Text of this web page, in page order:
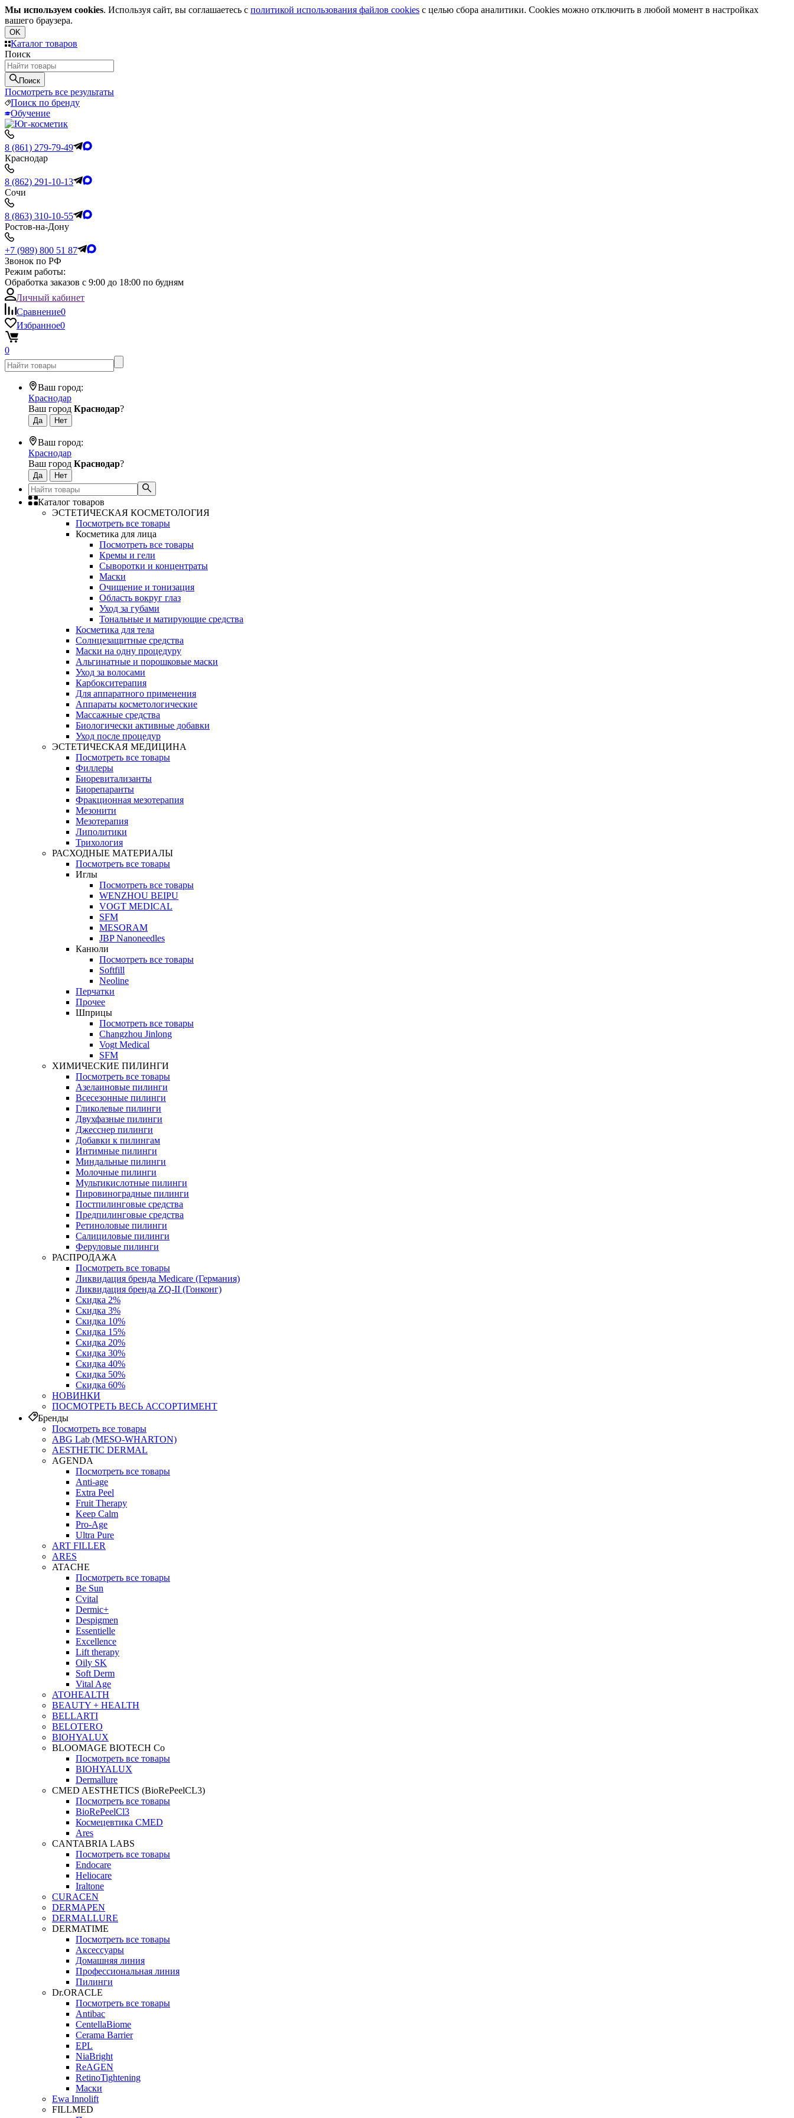
Мы используем cookies. Используя сайт, вы соглашаетесь с политикой использования файлов cookies с целью сбора аналитики. Cookies можно отключить в любой момент в настройках
вашего браузера.
OK
Каталог товаров
Поиск
Поиск
Посмотреть все результаты
Поиск по бренду
Обучение
8 (861) 279-79-49
Краснодар
8 (862) 291-10-13
Сочи
8 (863) 310-10-55
Ростов-на-Дону
+7 (989) 800 51 87
Звонок по РФ
Режим работы:
Обработка заказов с 9:00 до 18:00 по будням
Личный кабинет
Сравнение0
Избранное0
0
Ваш город:
Краснодар
Ваш город Краснодар?
Ваш город:
Краснодар
Ваш город Краснодар?
Каталог товаров
ЭСТЕТИЧЕСКАЯ КОСМЕТОЛОГИЯ
Посмотреть все товары
Косметика для лица
Посмотреть все товары
Кремы и гели
Сыворотки и концентраты
Маски
Очищение и тонизация
Область вокруг глаз
Уход за губами
Тональные и матирующие средства
Косметика для тела
Солнцезащитные средства
Маски на одну процедуру
Альгинатные и порошковые маски
Уход за волосами
Карбокситерапия
Для аппаратного применения
Аппараты косметологические
Массажные средства
Биологически активные добавки
Уход после процедур
ЭСТЕТИЧЕСКАЯ МЕДИЦИНА
Посмотреть все товары
Филлеры
Биоревитализанты
Биорепаранты
Фракционная мезотерапия
Мезонити
Мезотерапия
Липолитики
Трихология
РАСХОДНЫЕ МАТЕРИАЛЫ
Посмотреть все товары
Иглы
Посмотреть все товары
WENZHOU BEIPU
VOGT MEDICAL
SFM
MESORAM
JBP Nanoneedles
Канюли
Посмотреть все товары
Softfill
Neoline
Перчатки
Прочее
Шприцы
Посмотреть все товары
Changzhou Jinlong
Vogt Medical
SFM
ХИМИЧЕСКИЕ ПИЛИНГИ
Посмотреть все товары
Азелаиновые пилинги
Всесезонные пилинги
Гликолевые пилинги
Двухфазные пилинги
Джесснер пилинги
Добавки к пилингам
Интимные пилинги
Миндальные пилинги
Молочные пилинги
Мультикислотные пилинги
Пировиноградные пилинги
Постпилинговые средства
Предпилинговые средства
Ретиноловые пилинги
Салициловые пилинги
Феруловые пилинги
РАСПРОДАЖА
Посмотреть все товары
Ликвидация бренда Medicare (Германия)
Ликвидация бренда ZQ-II (Гонконг)
Скидка 2%
Скидка 3%
Скидка 10%
Скидка 15%
Скидка 20%
Скидка 30%
Скидка 40%
Скидка 50%
Скидка 60%
НОВИНКИ
ПОСМОТРЕТЬ ВЕСЬ АССОРТИМЕНТ
Бренды
Посмотреть все товары
ABG Lab (MESO-WHARTON)
AESTHETIC DERMAL
AGENDA
Посмотреть все товары
Anti-age
Extra Peel
Fruit Therapy
Keep Calm
Pro‑Age
Ultra Pure
ART FILLER
ARES
ATACHE
Посмотреть все товары
Be Sun
Cvital
Dermic+
Despigmen
Essentielle
Excellence
Lift therapy
Oily SK
Soft Derm
Vital Age
ATOHEALTH
BEAUTY + HEALTH
BELLARTI
BELOTERO
BIOHYALUX
BLOOMAGE BIOTECH Co
Посмотреть все товары
BIOHYALUX
Dermallure
CMED AESTHETICS (BioRePeelCL3)
Посмотреть все товары
BioRePeelCl3
Космецевтика CMED
Ares
CANTABRIA LABS
Посмотреть все товары
Endocare
Heliocare
Iraltone
CURACEN
DERMAPEN
DERMALLURE
DERMATIME
Посмотреть все товары
Аксессуары
Домашняя линия
Профессиональная линия
Пилинги
Dr.ORACLE
Посмотреть все товары
Antibac
CentellaBiome
Cerama Barrier
EPL
NiaBright
ReAGEN
RetinoTightening
Маски
Ewa Innolift
FILLMED